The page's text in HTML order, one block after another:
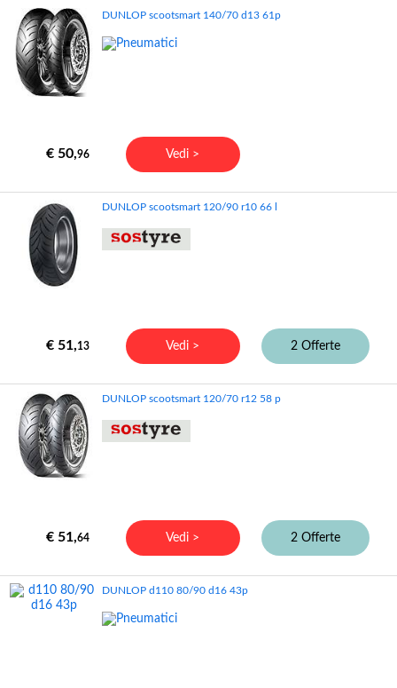
DUNLOP scootsmart 140/70 d13 61p
€ 50,96 Vedi >
DUNLOP scootsmart 120/90 r10 66 l
€ 51,13 Vedi > 2 Offerte
DUNLOP scootsmart 120/70 r12 58 p
€ 51,64 Vedi > 2 Offerte
DUNLOP d110 80/90 d16 43p